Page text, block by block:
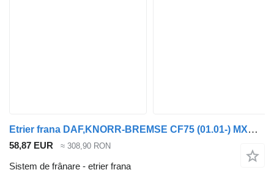
Etrier frana DAF,KNORR-BREMSE CF75 (01.01-) MXC9103004 pentru cap tractor DAF LF45, LF55, LF180, CF65, CF75, CF85 (2001-)
58,87 EUR ≈ 308,90 RON
Sistem de frânare - etrier frana